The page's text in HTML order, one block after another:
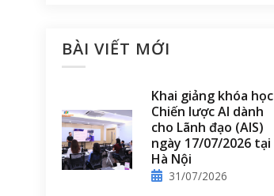
BÀI VIẾT MỚI
Khai giảng khóa học
Chiến lược AI dành
cho Lãnh đạo (AIS)
ngày 17/07/2026 tại
Hà Nội
31/07/2026